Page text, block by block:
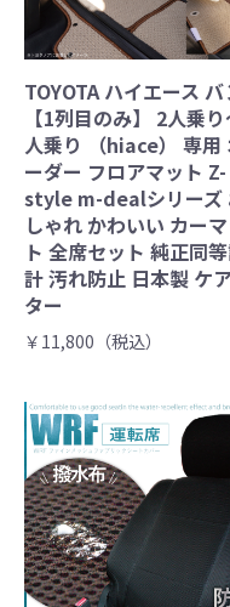
TOYOTA ハイエース バ
【1列目のみ】 2人乗
人乗り （hiace） 専用
ーダー フロアマット Z-
style m-dealシリーズ
しゃれ かわいい カー
ト 全席セット 純正同
計 汚れ防止 日本製 ケ
ター
￥11,800（税込）